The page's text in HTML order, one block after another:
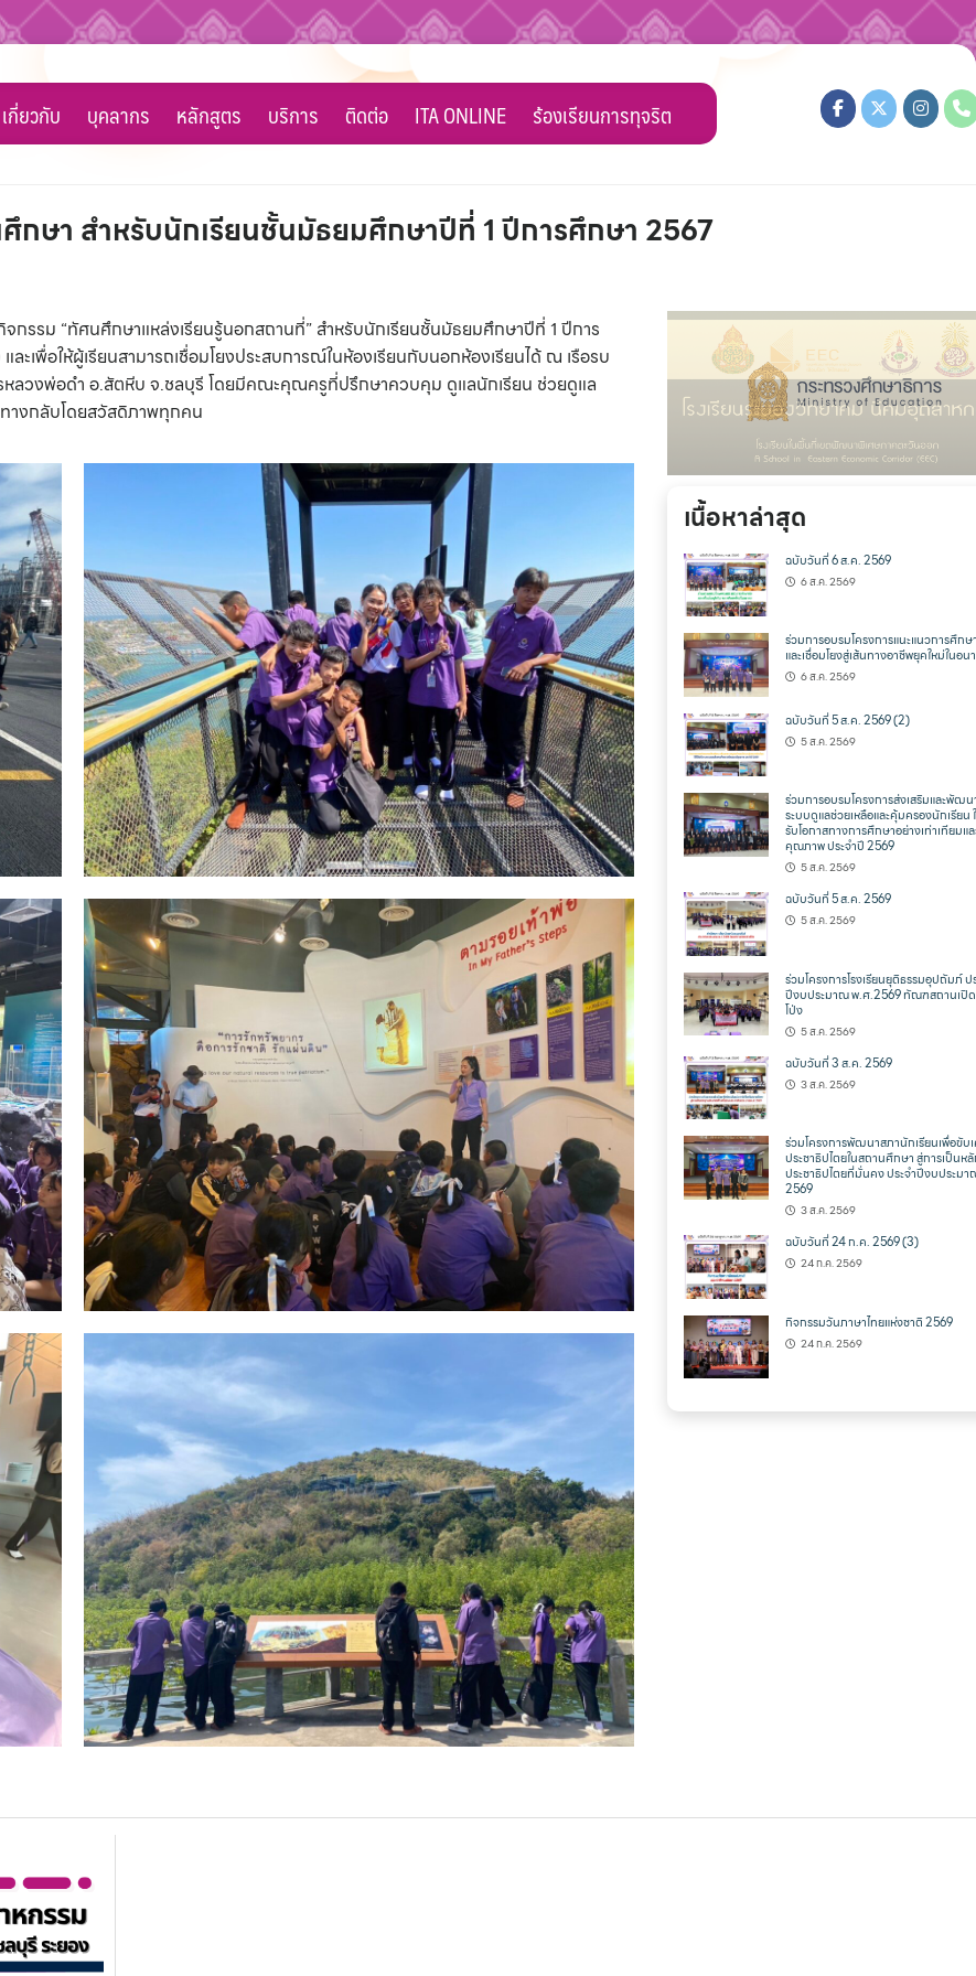
เกี่ยวกับ บุคลากร หลักสูตร บริการ ติดต่อ ITA ONLINE ร้องเรียนการทุจริต
ษา สำหรับนักเรียนชั้นมัธยมศึกษาปีที่ 1 ปีการศึกษา 2567
รรม “ทัศนศึกษาแหล่งเรียนรู้นอกสถานที่” สำหรับนักเรียนชั้นมัธยมศึกษาปีที่ 1 ปีการ
เพื่อให้ผู้เรียนสามารถเชื่อมโยงประสบการณ์ในห้องเรียนกับนอกห้องเรียนได้ ณ เรือรบ
หลวงพ่อดำ อ.สัตหีบ จ.ชลบุรี โดยมีคณะคุณครูที่ปรึกษาควบคุม ดูแลนักเรียน ช่วยดูแล
างกลับโดยสวัสดิภาพทุกคน
เนื้อหาล่าสุด
ฉบับวันที่ 6 ส.ค. 2569
6 ส.ค. 2569
ร่วมการอบรมโครงการแนะแนวการศึก
และเชื่อมโยงสู่เส้นทางอาชีพยุคใหม่ในอ
6 ส.ค. 2569
ฉบับวันที่ 5 ส.ค. 2569 (2)
5 ส.ค. 2569
ร่วมการอบรมโครงการส่งเสริมและพัฒน
ระบบดูแลช่วยเหลือและคุ้มครองนักเรียน
รับโอกาสทางการศึกษาอย่างเท่าเทียมแ
คุณภาพ ประจำปี 2569
5 ส.ค. 2569
ฉบับวันที่ 5 ส.ค. 2569
5 ส.ค. 2569
ร่วมโครงการโรงเรียนยุติธรรมอุปถัมภ์ ป
ปีงบประมาณ พ.ศ.2569 ทัณฑสถานเปิ
โป่ง
5 ส.ค. 2569
ฉบับวันที่ 3 ส.ค. 2569
3 ส.ค. 2569
ร่วมโครงการพัฒนาสภานักเรียนเพื่อขับ
ประชาธิปไตยในสถานศึกษา สู่การเป็นห
ประชาธิปไตยที่มั่นคง ประจำปีงบประม
2569
3 ส.ค. 2569
ฉบับวันที่ 24 ก.ค. 2569 (3)
24 ก.ค. 2569
กิจกรรมวันภาษาไทยแห่งชาติ 2569
24 ก.ค. 2569